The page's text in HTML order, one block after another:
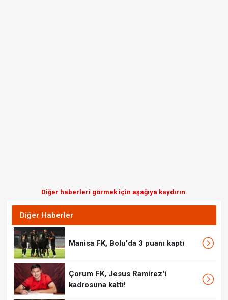
Diğer haberleri görmek için aşağıya kaydırın.
Diğer Haberler
Manisa FK, Bolu'da 3 puanı kaptı
Çorum FK, Jesus Ramirez'i
kadrosuna kattı!